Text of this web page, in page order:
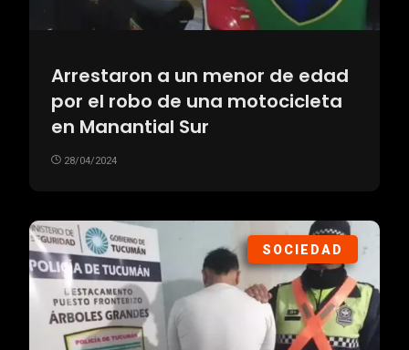
Arrestaron a un menor de edad
por el robo de una motocicleta
en Manantial Sur
28/04/2024
SOCIEDAD